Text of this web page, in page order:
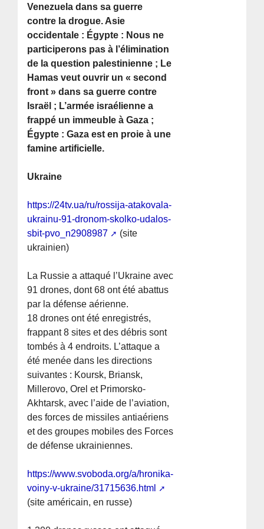
Venezuela dans sa guerre
contre la drogue. Asie
occidentale : Égypte : Nous ne
participerons pas à l’élimination
de la question palestinienne ; Le
Hamas veut ouvrir un « second
front » dans sa guerre contre
Israël ; L’armée israélienne a
frappé un immeuble à Gaza ;
Égypte : Gaza est en proie à une
famine artificielle.
Ukraine
https://24tv.ua/ru/rossija-atakovala-
ukrainu-91-dronom-skolko-udalos-
sbit-pvo_n2908987
(site
ukrainien)
La Russie a attaqué l’Ukraine avec
91 drones, dont 68 ont été abattus
par la défense aérienne.
18 drones ont été enregistrés,
frappant 8 sites et des débris sont
tombés à 4 endroits. L’attaque a
été menée dans les directions
suivantes : Koursk, Briansk,
Millerovo, Orel et Primorsko-
Akhtarsk, avec l’aide de l’aviation,
des forces de missiles antiaériens
et des groupes mobiles des Forces
de défense ukrainiennes.
https://www.svoboda.org/a/hronika-
voiny-v-ukraine/31715636.html
(site américain, en russe)